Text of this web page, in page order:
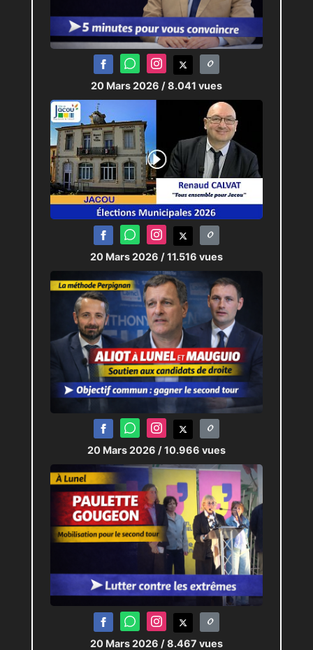
20 Mars 2026 / 8.041 vues
20 Mars 2026 / 11.516 vues
20 Mars 2026 / 10.966 vues
20 Mars 2026 / 8.467 vues